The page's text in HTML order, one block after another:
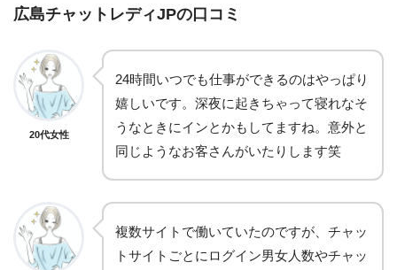
広島チャットレディJPの口コミ
20代女性
24時間いつでも仕事ができるのはやっぱり
嬉しいです。深夜に起きちゃって寝れなそ
うなときにインとかもしてますね。意外と
同じようなお客さんがいたりします笑
複数サイトで働いていたのですが、チャッ
トサイトごとにログイン男女人数やチャッ